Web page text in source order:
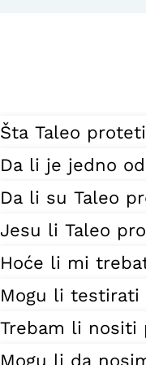
Šta Taleo
Da li je jedno
Da li su Taleo
Jesu li Taleo
Hoće li mi
Mogu li testirati
Trebam li nositi
Mogu li da